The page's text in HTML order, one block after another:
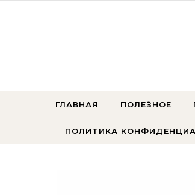
ГЛАВНАЯ ПОЛЕЗНОЕ
ПОЛИТИКА